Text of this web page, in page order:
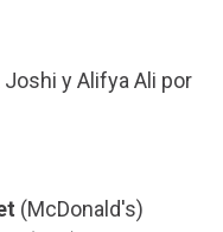
Joshi y Alifya Ali por
(McDonald's)